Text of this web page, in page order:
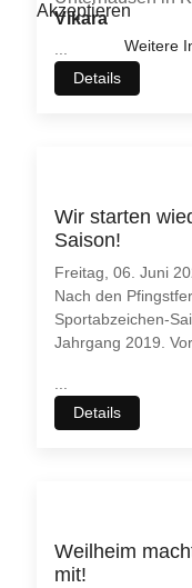
Vikara
Details
Wir starten
Saison!
Freitag, 06. Juni
Nach den
Sportabzeichen-
Jahrgang 2019.
Details
Weilheim
mit!